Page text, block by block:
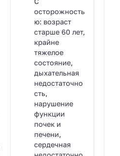
осторожность
ю: возраст
старше 60 лет,
крайне
тяжелое
состояние,
дыхательная
недостаточно
сть,
нарушение
функции
почек и
печени,
сердечная